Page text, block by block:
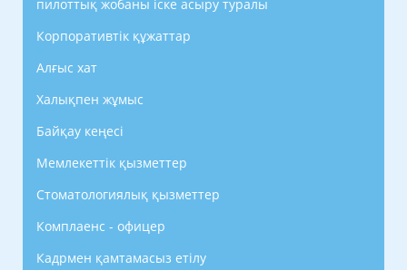
пилоттық жобаны іске асыру туралы
Корпоративтік құжаттар
Алғыс хат
Халықпен жұмыс
Байқау кеңесі
Мемлекеттік қызметтер
Стоматологиялық қызметтер
Комплаенс - офицер
Кадрмен қамтамасыз етілу